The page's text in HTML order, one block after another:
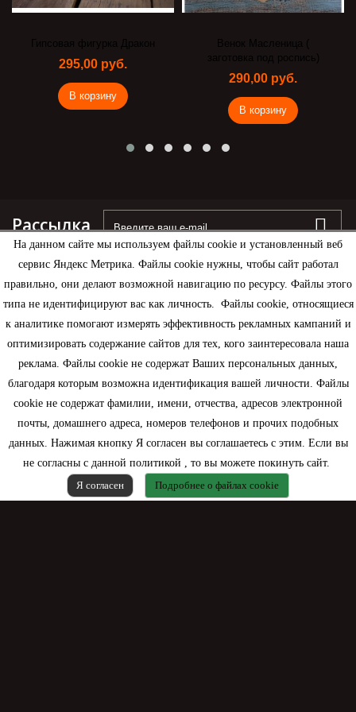
На данном сайте мы используем файлы cookie и установленный веб
сервис Яндекс Метрика. Файлы cookie нужны, чтобы сайт работал
правильно, они делают возможной навигацию по ресурсу. Файлы этого
типа не идентифицируют вас как личность. Файлы cookie, относящиеся
к аналитике помогают измерять эффективность рекламных кампаний и
оптимизировать содержание сайтов для тех, кого заинтересовала наша
реклама. Файлы cookie не содержат Ваших персональных данных,
благодаря которым возможна идентификация вашей личности. Файлы
cookie не содержат фамилии, имени, отчества, адресов электронной
почты, домашнего адреса, номеров телефонов и прочих подобных
данных. Нажимая кнопку Я согласен вы соглашаетесь с этим. Если вы
не согласны с данной политикой , то вы можете покинуть сайт.
Я согласен
Подробнее о файлах cookie
Гипсовая фигурка Дракон
295,00 руб.
В корзину
Венок Масленица (
заготовка под роспись)
290,00 руб.
В корзину
Рассылка
Информация
Моя учетная запись
Контактная информация